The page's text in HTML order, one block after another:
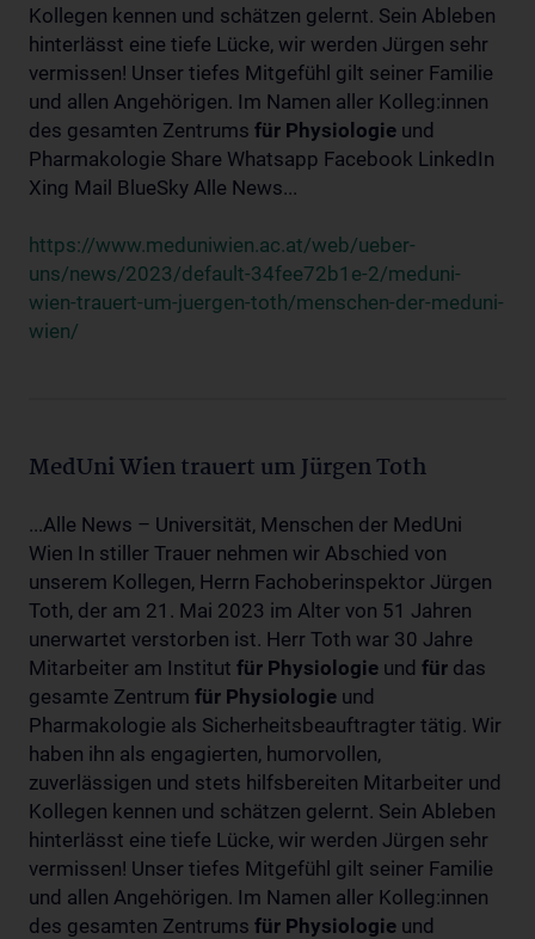
Kollegen kennen und schätzen gelernt. Sein Ableben
hinterlässt eine tiefe Lücke, wir werden Jürgen sehr
vermissen! Unser tiefes Mitgefühl gilt seiner Familie
und allen Angehörigen. Im Namen aller Kolleg:innen
des gesamten Zentrums für Physiologie und
Pharmakologie Share Whatsapp Facebook LinkedIn
Xing Mail BlueSky Alle News...
https://www.meduniwien.ac.at/web/ueber-
uns/news/2023/default-34fee72b1e-2/meduni-
wien-trauert-um-juergen-toth/menschen-der-meduni-
wien/
MedUni Wien trauert um Jürgen Toth
...Alle News – Universität, Menschen der MedUni
Wien In stiller Trauer nehmen wir Abschied von
unserem Kollegen, Herrn Fachoberinspektor Jürgen
Toth, der am 21. Mai 2023 im Alter von 51 Jahren
unerwartet verstorben ist. Herr Toth war 30 Jahre
Mitarbeiter am Institut für Physiologie und für das
gesamte Zentrum für Physiologie und
Pharmakologie als Sicherheitsbeauftragter tätig. Wir
haben ihn als engagierten, humorvollen,
zuverlässigen und stets hilfsbereiten Mitarbeiter und
Kollegen kennen und schätzen gelernt. Sein Ableben
hinterlässt eine tiefe Lücke, wir werden Jürgen sehr
vermissen! Unser tiefes Mitgefühl gilt seiner Familie
und allen Angehörigen. Im Namen aller Kolleg:innen
des gesamten Zentrums für Physiologie und